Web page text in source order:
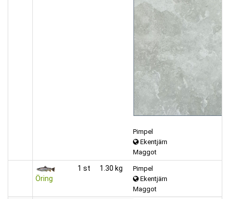
Pimpel
Ekentjärn
Maggot
Öring
1 st 1.30 kg
Pimpel
Ekentjärn
Maggot